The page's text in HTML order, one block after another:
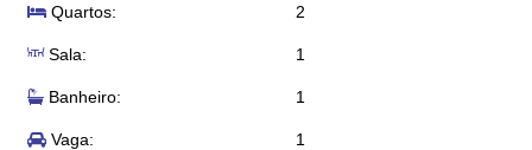
Quartos: 2
Sala: 1
Banheiro: 1
Vaga: 1